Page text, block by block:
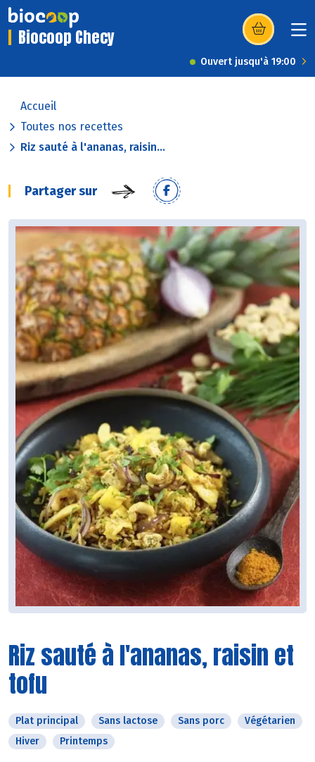
Biocoop Checy (s’ouvre dans
Ouvert jusqu'à 19:00
Accueil
Toutes nos recettes
Riz sauté à l'ananas, raisin...
Partager sur
Riz sauté à l'ananas, raisin et
tofu
Plat principal Sans lactose Sans porc
Végétarien
Hiver
Printemps